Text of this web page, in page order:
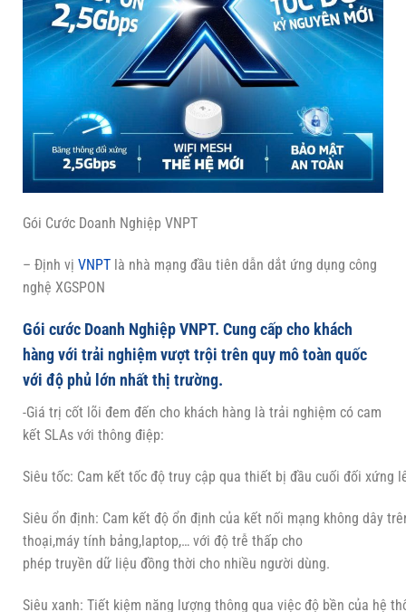
Gói Cước Doanh Nghiệp VNPT
– Định vị VNPT là nhà mạng đầu tiên dẫn dắt ứng dụng công
nghệ XGSPON
Gói cước Doanh Nghiệp VNPT. Cung cấp cho khách
hàng với trải nghiệm vượt trội trên quy mô toàn quốc
với độ phủ lớn nhất thị trường.
-Giá trị cốt lõi đem đến cho khách hàng là trải nghiệm có cam
kết SLAs với thông điệp:
Siêu tốc: Cam kết tốc độ truy cập qua thiết bị đầu cuối đối xứng
Siêu ổn định: Cam kết độ ổn định của kết nối mạng không dây
thoại,máy tính bảng,laptop,… với độ trễ thấp cho
phép truyền dữ liệu đồng thời cho nhiều người dùng.
Siêu xanh: Tiết kiệm năng lượng thông qua việc độ bền của hệ